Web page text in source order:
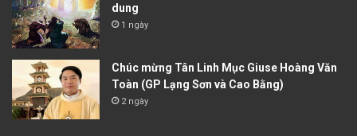
dung
1 ngày
Chúc mừng Tân Linh Mục Giuse Hoàng Văn
Toàn (GP Lạng Sơn và Cao Bằng)
2 ngày